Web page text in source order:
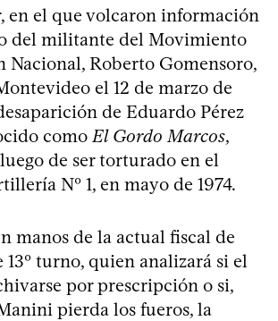
en el que volcaron información
del militante del Movimiento
Nacional, Roberto Gomensoro,
el 12 de marzo de
de Eduardo Pérez
como El Gordo Marcos,
de ser torturado en el
Nº 1, en mayo de 1974.
manos de la actual fiscal de
13º turno, quien analizará si el
por prescripción o si,
pierda los fueros, la